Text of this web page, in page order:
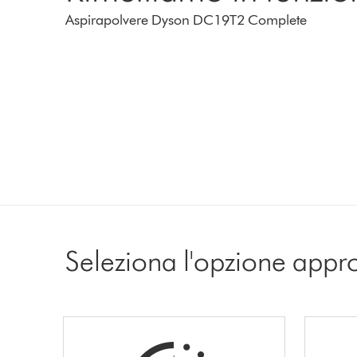
Aspirapolvere Dyson DC19T2 Complete
Seleziona l'opzione